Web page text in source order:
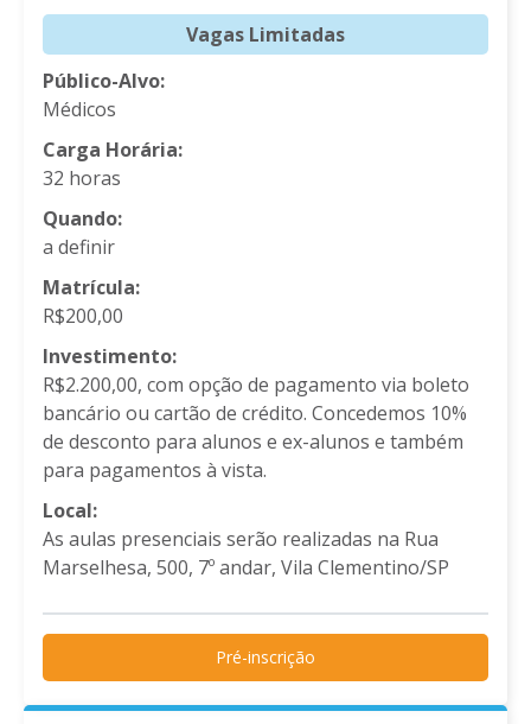
Vagas Limitadas
Público-Alvo:
Médicos
Carga Horária:
32 horas
Quando:
a definir
Matrícula:
R$200,00
Investimento:
R$2.200,00, com opção de pagamento via boleto
bancário ou cartão de crédito. Concedemos 10%
de desconto para alunos e ex-alunos e também
para pagamentos à vista.
Local:
As aulas presenciais serão realizadas na Rua
Marselhesa, 500, 7º andar, Vila Clementino/SP
Pré-inscrição